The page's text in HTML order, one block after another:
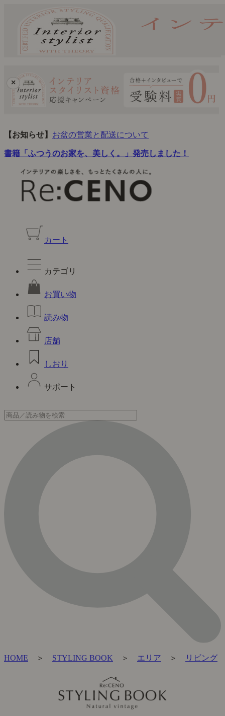
×
【お知らせ】 お盆の営業と配送について
書籍「ふつうのお家を、美しく。」発売しました！
カート
カテゴリ
お買い物
読み物
店舗
しおり
サポート
HOME ＞ STYLING BOOK ＞ エリア ＞ リビング